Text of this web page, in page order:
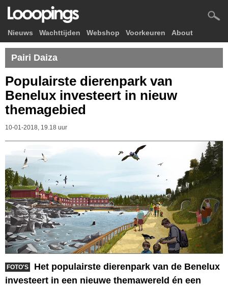
Nieuws Wachttijden Webshop Voorkeuren About
Pairi Daiza
Populairste dierenpark van
Benelux investeert in nieuw
themagebied
10-01-2018, 19.18 uur
FOTO'S
Het populairste dierenpark van de Benelux
investeert in een nieuwe themawereld én een